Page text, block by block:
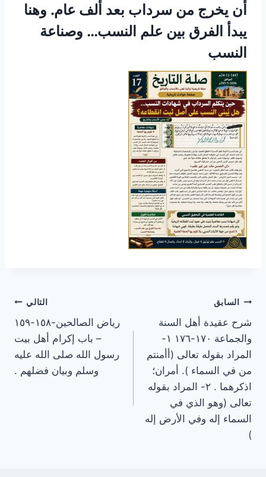
أن يخرج من سرداب بعد ألف عام. وهنا
يبدأ الفرق بين علم النسب… وصناعة
النسب
تصفّح
المقالات
السابق
شرح عقيدة أهل السنة
والجماعة ١٧٠-١٧٦ ١-
المراد بقوله تعالى (أأمنتم
من في السماء ). أمران؛
اذكرهما . ٢- المراد بقوله
تعالى (وهو الذي في
السماء إله وفي الأرض إله
)
التالي
رياض الصالحين-١٥٨-١٥٩
– باب إكرام أهل بيت
رسول الله صلى الله عليه
وسلم وبيان فضلهم .